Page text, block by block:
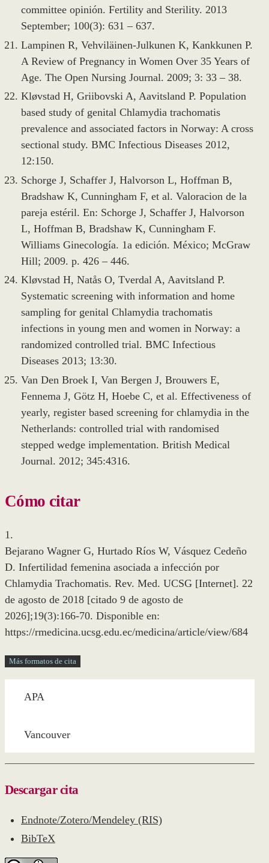
committee opinión. Fertility and Sterility. 2013
September; 100(3): 631 – 637.
Lampinen R, Vehviläinen-Julkunen K, Kankkunen P.
A Review of Pregnancy in Women Over 35 Years of
Age. The Open Nursing Journal. 2009; 3: 33 – 38.
Kløvstad H, Griibovski A, Aavitsland P. Population
based study of genital Chlamydia trachomatis
prevalence and associated factors in Norway: A cross
sectional study. BMC Infectious Diseases 2012,
12:150.
Schorge J, Schaffer J, Halvorson L, Hoffman B,
Bradshaw K, Cunningham F, et al. Valoracion de la
pareja estéril. En: Schorge J, Schaffer J, Halvorson
L, Hoffman B, Bradshaw K, Cunningham F.
Williams Ginecología. 1a edición. México; McGraw
Hill; 2009. p. 426 – 446.
Kløvstad H, Natås O, Tverdal A, Aavitsland P.
Systematic screening with information and home
sampling for genital Chlamydia trachomatis
infections in young men and women in Norway: a
randomized controlled trial. BMC Infectious
Diseases 2013; 13:30.
Van Den Broek I, Van Bergen J, Brouwers E,
Fennema J, Götz H, Hoebe C, et al. Effectiveness of
yearly, register based screening for chlamydia in the
Netherlands: controlled trial with randomised
stepped wedge implementation. British Medical
Journal. 2012; 345:4316.
Cómo citar
1.
Bejarano Wagner G, Hurtado Ríos W, Vásquez Cedeño
D. Infertilidad femenina asociada a infección por
Chlamydia Trachomatis. Rev. Med. UCSG [Internet]. 22
de agosto de 2018 [citado 9 de agosto de
2026];19(3):166-70. Disponible en:
https://rmedicina.ucsg.edu.ec/medicina/article/view/684
Más formatos de cita
APA
Vancouver
Descargar cita
Endnote/Zotero/Mendeley (RIS)
BibTeX